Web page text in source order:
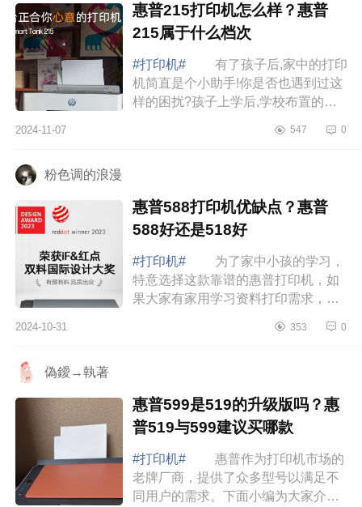
惠普215打印机怎么样？惠普
215属于什么档次
#打印机#
有了孩子后,家中的打印
机简直是个小助手!你是否也遇到过这
样的困扰?孩子上学后,学校布置的作
孩子辅导用的资料,都离不开打印机，
2024-11-07 547 0
粉色调的浪漫
惠普588打印机优缺点？惠普
588好还是518好
#打印机#
为了家中小孩的学习，
特意选择这款靠谱的惠普打印机，如
果大家有家用学习资料打印需求，首
588打印机优缺点？惠普588好还是
2024-10-31 353 0
偽鑀→執著
惠普599是519的升级版吗？惠
普519与599建议买哪款
#打印机#
惠普作为打印机市场的
老牌厂商，提供了众多型号以满足不
同用户的需求。下面小编为大家介绍